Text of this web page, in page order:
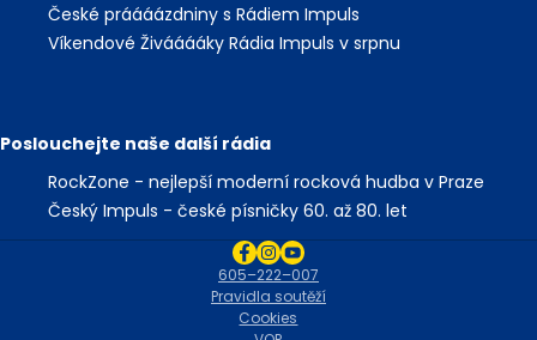
České práááázdniny s Rádiem Impuls
Víkendové Živááááky Rádia Impuls v srpnu
Poslouchejte naše další rádia
RockZone - nejlepší moderní rocková hudba v Praze
Český Impuls - české písničky 60. až 80. let
Cookies
Pravidla soutěží
605–222–007